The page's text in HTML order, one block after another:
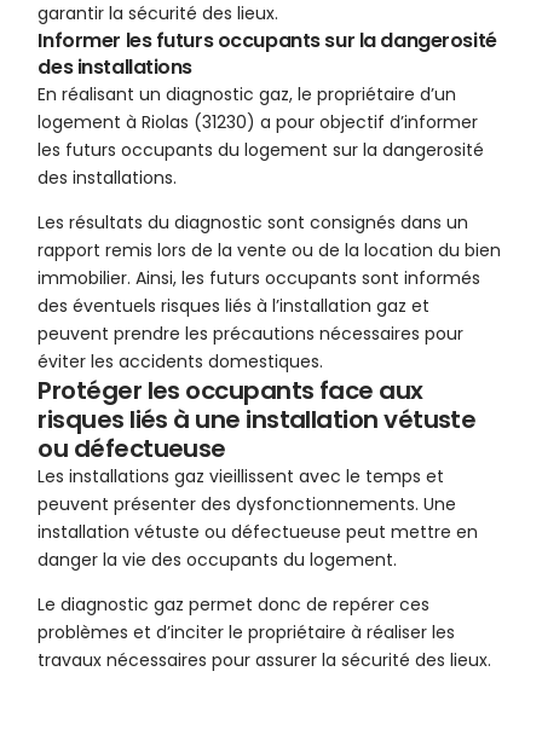
garantir la sécurité des lieux.
Informer les futurs occupants sur la dangerosité
des installations
En réalisant un diagnostic gaz, le propriétaire d’un
logement à Riolas (31230) a pour objectif d’informer
les futurs occupants du logement sur la dangerosité
des installations.
Les résultats du diagnostic sont consignés dans un
rapport remis lors de la vente ou de la location du bien
immobilier. Ainsi, les futurs occupants sont informés
des éventuels risques liés à l’installation gaz et
peuvent prendre les précautions nécessaires pour
éviter les accidents domestiques.
Protéger les occupants face aux
risques liés à une installation vétuste
ou défectueuse
Les installations gaz vieillissent avec le temps et
peuvent présenter des dysfonctionnements. Une
installation vétuste ou défectueuse peut mettre en
danger la vie des occupants du logement.
Le diagnostic gaz permet donc de repérer ces
problèmes et d’inciter le propriétaire à réaliser les
travaux nécessaires pour assurer la sécurité des lieux.